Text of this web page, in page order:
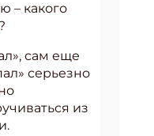
– какого
сам еще
серьезно
из